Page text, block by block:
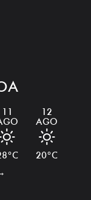
11
°C
12
AGO
20 °C